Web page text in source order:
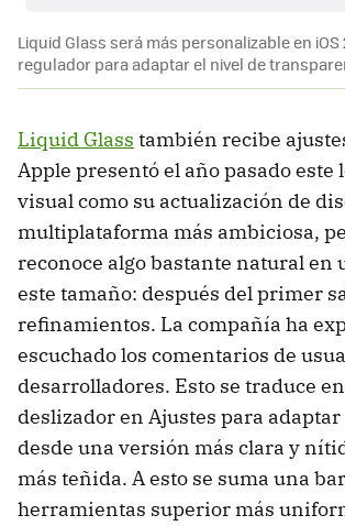
Liquid Glass será más personalizable en iOS
regulador para adaptar el nivel de
Liquid Glass también recibe
Apple presentó el año pasado este
visual como su actualización de
multiplataforma más ambiciosa,
reconoce algo bastante natural en
este tamaño: después del primer
refinamientos. La compañía ha
escuchado los comentarios de
desarrolladores. Esto se traduce
deslizador en Ajustes para adaptar
desde una versión más clara y
más teñida. A esto se suma una
herramientas superior más